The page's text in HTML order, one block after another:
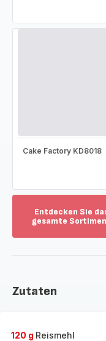
Cake Factory KD8018
Entdecken Sie
gesamte
das
Zutaten
120 g Reismehl